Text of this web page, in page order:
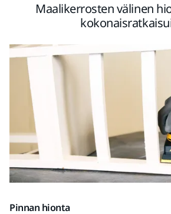
Maalikerrosten välinen
Pinnan hionta